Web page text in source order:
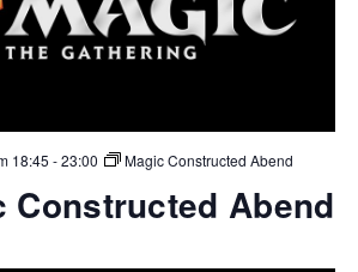
18:45 -23:00 Magic Constructed Abend
Constructed Abend